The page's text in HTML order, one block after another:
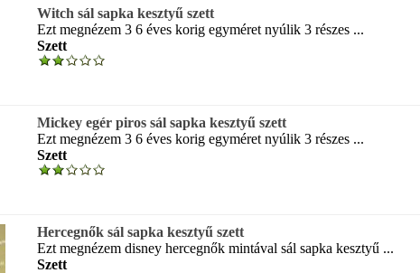
Witch sál sapka kesztyű szett
Ezt megnézem 3 6 éves korig egyméret nyúlik 3 részes ...
Szett
Mickey egér piros sál sapka kesztyű szett
Ezt megnézem 3 6 éves korig egyméret nyúlik 3 részes ...
Szett
Hercegnők sál sapka kesztyű szett
Ezt megnézem disney hercegnők mintával sál sapka kesztyű ...
Szett